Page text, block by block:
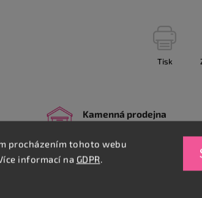
procházením tohoto webu
informací na GDPR.
Tisk
Kamenná prodejna
Stovky podlah skladem